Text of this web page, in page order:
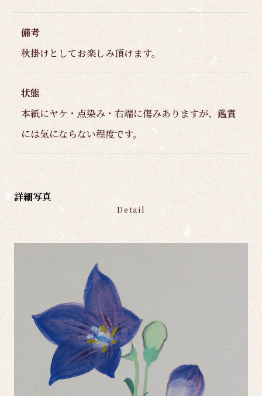
備考
秋掛けとしてお楽しみ頂けます。
状態
本紙にヤケ・点染み・右端に傷みありますが、鑑賞
には気にならない程度です。
詳細写真
Detail